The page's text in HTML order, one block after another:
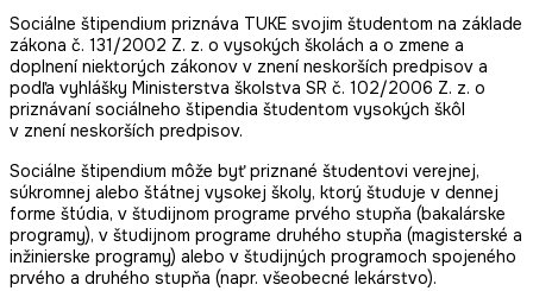
Sociálne štipendium priznáva TUKE svojim študentom na základe
zákona č. 131/2002 Z. z. o vysokých školách a o zmene a
doplnení niektorých zákonov v znení neskorších predpisov a
podľa vyhlášky Ministerstva školstva SR č. 102/2006 Z. z. o
priznávaní sociálneho štipendia študentom vysokých škôl
v znení neskorších predpisov.
Sociálne štipendium môže byť priznané študentovi verejnej,
súkromnej alebo štátnej vysokej školy, ktorý študuje v dennej
forme štúdia, v študijnom programe prvého stupňa (bakalárske
programy), v študijnom programe druhého stupňa (magisterské a
inžinierske programy) alebo v študijných programoch spojeného
prvého a druhého stupňa (napr. všeobecné lekárstvo).